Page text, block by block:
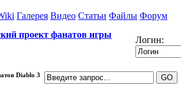
Галерея Видео Статьи Файлы Форум
проект фанатов игры
Логин:
Diablo 3